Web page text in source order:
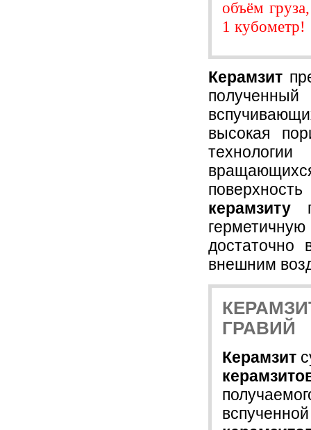
объём
1 кубометр!
Керамзит
высокая
керамзиту
достаточно
внешним
ГРАВИЙ
Керамзит